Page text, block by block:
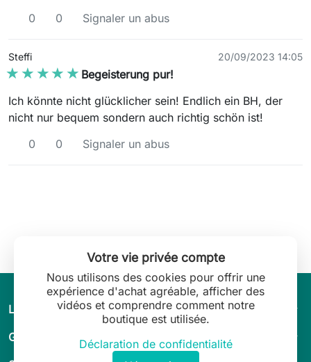
0
0 Signaler un abus
Steffi 20/09/2023 14:05
★★★★★
★★★★★ Begeisterung pur!
Ich könnte nicht glücklicher sein! Endlich ein BH, der
nicht nur bequem sondern auch richtig schön ist!
0
0 Signaler un abus
L’univers de Leilani Lingerie arrow_drop_down
Guide & conseils arrow_drop_down
Votre vie privée compte
Nous utilisons des cookies pour offrir une
expérience d'achat agréable, afficher des
vidéos et comprendre comment notre
boutique est utilisée.
Déclaration de confidentialité